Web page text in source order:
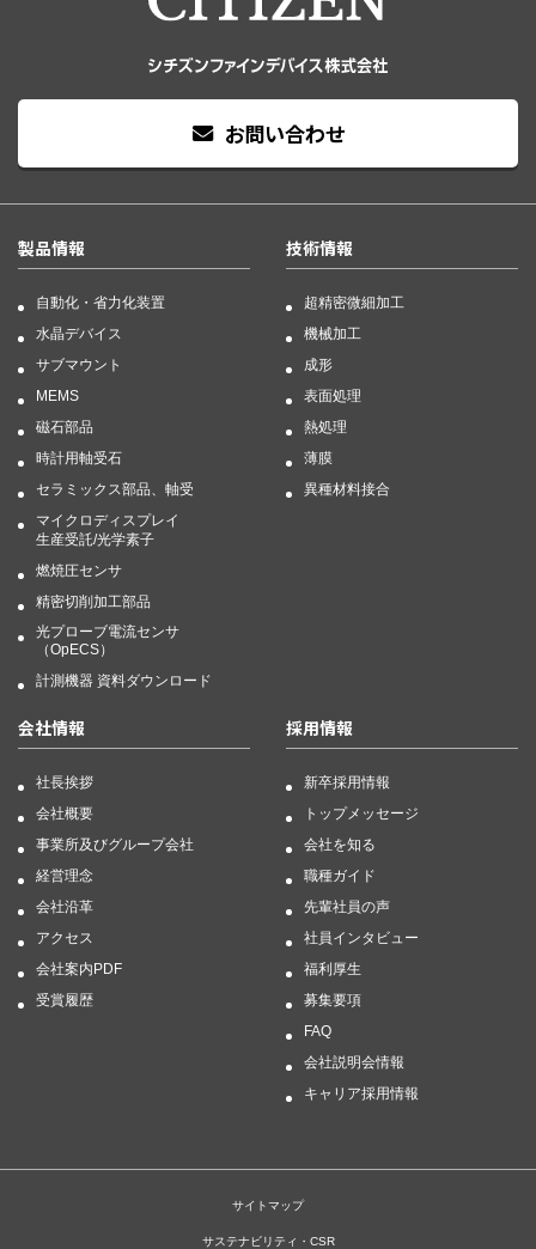
お問い合わせ
製品情報
自動化・省力化装置
水晶デバイス
サブマウント
MEMS
磁石部品
時計用軸受石
セラミックス部品、軸受
マイクロディスプレイ
生産受託/光学素子
燃焼圧センサ
精密切削加工部品
光プローブ電流センサ
（OpECS）
計測機器 資料ダウンロード
技術情報
超精密微細加工
機械加工
成形
表面処理
熱処理
薄膜
異種材料接合
会社情報
社長挨拶
会社概要
事業所及びグループ会社
経営理念
会社沿革
アクセス
会社案内PDF
受賞履歴
採用情報
新卒採用情報
トップメッセージ
会社を知る
職種ガイド
先輩社員の声
社員インタビュー
福利厚生
募集要項
FAQ
会社説明会情報
キャリア採用情報
サイトマップ
サステナビリティ・CSR